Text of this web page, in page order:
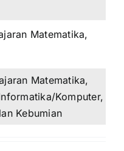
Matematika,
Matematika,
Komputer,
Kebumian